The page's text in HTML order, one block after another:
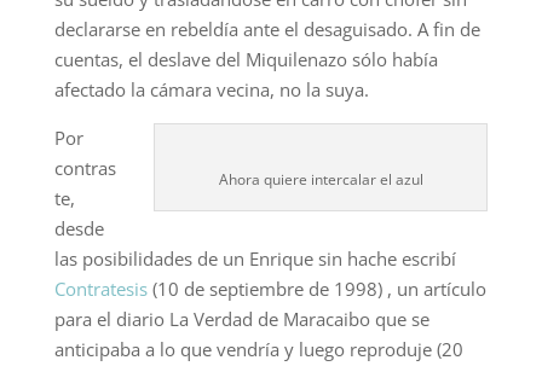
declararse en rebeldía ante el desaguisado. A fin de
cuentas, el deslave del Miquilenazo sólo había
afectado la cámara vecina, no la suya.
Ahora quiere intercalar el azul
Por
contras
te,
desde
las posibilidades de un Enrique sin hache escribí
Contratesis(10 de septiembre de 1998) , un artículo
para el diario La Verdad de Maracaibo que se
anticipaba a lo que vendría y luego reproduje (20